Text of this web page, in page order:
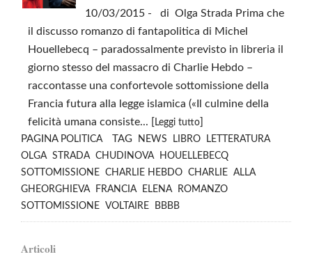
10/03/2015 - di Olga Strada Prima che
il discusso romanzo di fantapolitica di Michel
Houellebecq – paradossalmente previsto in libreria il
giorno stesso del massacro di Charlie Hebdo –
raccontasse una confortevole sottomissione della
Francia futura alla legge islamica («Il culmine della
felicità umana consiste... [ Leggi tutto]
PAGINA POLITICA TAG NEWS LIBRO
LETTERATURA
OLGA STRADA CHUDINOVA
HOUELLEBECQ
SOTTOMISSIONE CHARLIE HEBDO CHARLIE ALLA
GHEORGHIEVA
FRANCIA ELENA
ROMANZO
SOTTOMISSIONE
VOLTAIRE BBBB
Articoli